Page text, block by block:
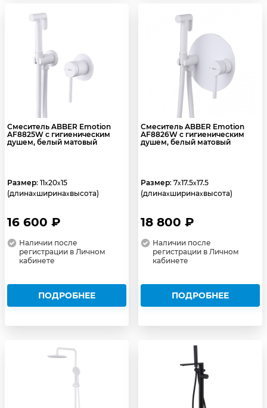
Смеситель ABBER Emotion
AF8825W с гигиеническим
душем, белый матовый
Размер: 11x20x15
(длинаxширинаxвысота)
16 600 ₽
Наличии после
регистрации в Личном
кабинете
ПОДРОБНЕЕ
Смеситель ABBER Emotion
AF8826W с гигиеническим
душем, белый матовый
Размер: 7x17.5x17.5
(длинаxширинаxвысота)
18 800 ₽
Наличии после
регистрации в Личном
кабинете
ПОДРОБНЕЕ